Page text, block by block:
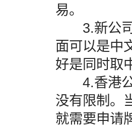
易。
3.新公司
面可以是中
好是同时取
4.香港公
没有限制。
就需要申请